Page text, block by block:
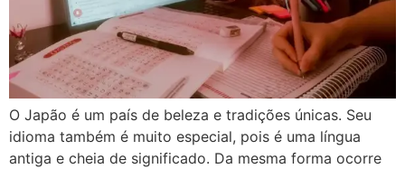
O Japão é um país de beleza e tradições únicas. Seu
idioma também é muito especial, pois é uma língua
antiga e cheia de significado. Da mesma forma ocorre